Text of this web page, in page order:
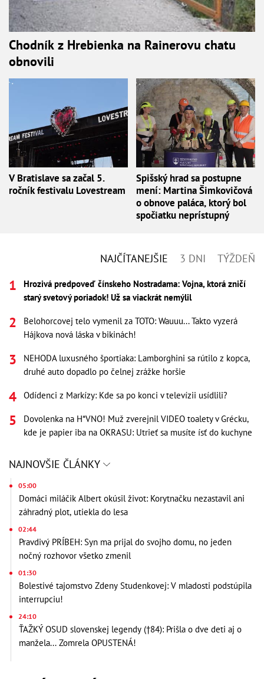
Chodník z Hrebienka na Rainerovu chatu
obnovili
V Bratislave sa začal 5.
ročník festivalu Lovestream
Spišský hrad sa postupne
mení: Martina Šimkovičová
o obnove paláca, ktorý bol
spočiatku neprístupný
NAJČÍTANEJŠIE 3 DNI TÝŽDEŇ
Hrozivá predpoveď čínskeho Nostradama: Vojna, ktorá zničí
starý svetový poriadok! Už sa viackrát nemýlil
Belohorcovej telo vymenil za TOTO: Wauuu... Takto vyzerá
Hájkova nová láska v bikinách!
NEHODA luxusného športiaka: Lamborghini sa rútilo z kopca,
druhé auto dopadlo po čelnej zrážke horšie
Odídenci z Markízy: Kde sa po konci v televízii usídlili?
Dovolenka na H*VNO! Muž zverejnil VIDEO toalety v Grécku,
kde je papier iba na OKRASU: Utrieť sa musíte ísť do kuchyne
NAJNOVŠIE ČLÁNKY
05:00
Domáci miláčik Albert okúsil život: Korytnačku nezastavil ani
záhradný plot, utiekla do lesa
02:44
Pravdivý PRÍBEH: Syn ma prijal do svojho domu, no jeden
nočný rozhovor všetko zmenil
01:30
Bolestivé tajomstvo Zdeny Studenkovej: V mladosti podstúpila
interrupciu!
24:10
ŤAŽKÝ OSUD slovenskej legendy (†84): Prišla o dve deti aj o
manžela... Zomrela OPUSTENÁ!